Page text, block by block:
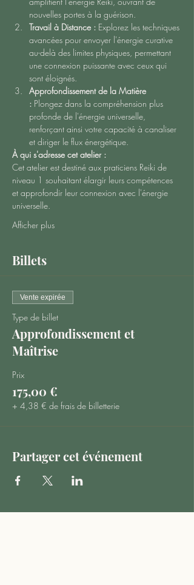
nouvelles portes à la guérison.
Travail à Distance : Explorez les techniques
avancées pour envoyer l'énergie curative
au-delà des limites physiques, permettant
une connexion puissante avec ceux qui
sont éloignés.
Approfondissement de la Matière
: Plongez dans la compréhension plus
profonde de l'énergie universelle,
renforçant ainsi votre capacité à canaliser
et diriger le flux énergétique.
À qui s'adresse cet atelier :
Cet atelier est destiné aux praticiens Reiki de
niveau 1 souhaitant élargir leurs compétences
et approfondir leur connexion avec l'énergie
universelle.
Afficher plus
Billets
Vente expirée
Type de billet
Approfondissement et
Maîtrise
Prix
175,00 €
+ 4,38 € de frais de billetterie
Partager cet événement